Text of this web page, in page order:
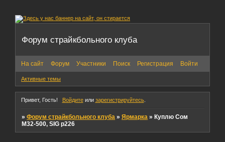
Форум страйкбольного клуба
На сайт Форум Участники Поиск Регистрация Войти
Активные темы
Привет, Гость! Войдитеили зарегистрируйтесь.
»Форум страйкбольного клуба »Ярмарка »Куплю Сом
М32-500, SIG p226